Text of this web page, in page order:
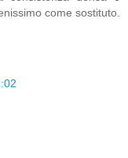
come sostituto.